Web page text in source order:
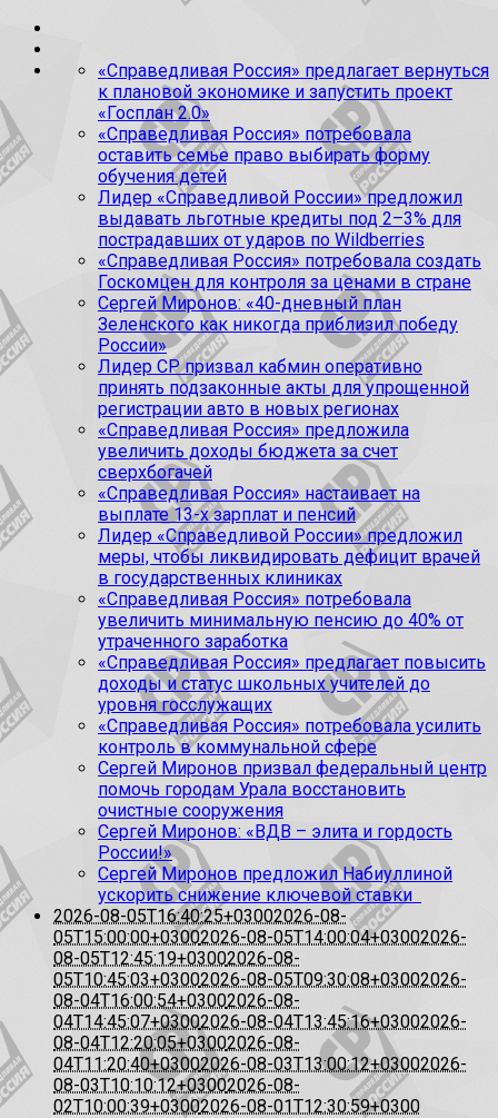
«Справедливая Россия» предлагает вернуться
к плановой экономике и запустить проект
«Госплан 2.0»
«Справедливая Россия» потребовала
оставить семье право выбирать форму
обучения детей
Лидер «Справедливой России» предложил
выдавать льготные кредиты под 2–3% для
пострадавших от ударов по Wildberries
«Справедливая Россия» потребовала создать
Госкомцен для контроля за ценами в стране
Сергей Миронов: «40-дневный план
Зеленского как никогда приблизил победу
России»
Лидер СР призвал кабмин оперативно
принять подзаконные акты для упрощенной
регистрации авто в новых регионах
«Справедливая Россия» предложила
увеличить доходы бюджета за счет
сверхбогачей
«Справедливая Россия» настаивает на
выплате 13-х зарплат и пенсий
Лидер «Справедливой России» предложил
меры, чтобы ликвидировать дефицит врачей
в государственных клиниках
«Справедливая Россия» потребовала
увеличить минимальную пенсию до 40% от
утраченного заработка
«Справедливая Россия» предлагает повысить
доходы и статус школьных учителей до
уровня госслужащих
«Справедливая Россия» потребовала усилить
контроль в коммунальной сфере
Сергей Миронов призвал федеральный центр
помочь городам Урала восстановить
очистные сооружения
Сергей Миронов: «ВДВ – элита и гордость
России!»
Сергей Миронов предложил Набиуллиной
ускорить снижение ключевой ставки
2026-08-05T16:40:25+03002026-08-
05T15:00:00+03002026-08-05T14:00:04+03002026-
08-05T12:45:19+03002026-08-
05T10:45:03+03002026-08-05T09:30:08+03002026-
08-04T16:00:54+03002026-08-
04T14:45:07+03002026-08-04T13:45:16+03002026-
08-04T12:20:05+03002026-08-
04T11:20:40+03002026-08-03T13:00:12+03002026-
08-03T10:10:12+03002026-08-
02T10:00:39+03002026-08-01T12:30:59+0300